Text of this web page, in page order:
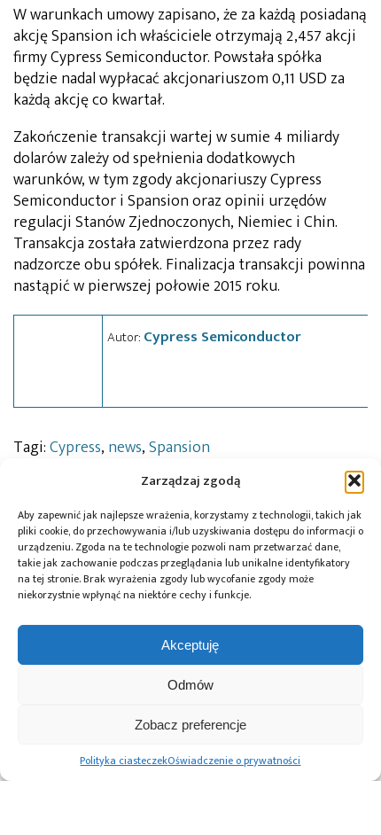
Zarządzaj zgodą
Aby zapewnić jak najlepsze wrażenia, korzystamy z technologii, takich jak
pliki cookie, do przechowywania i/lub uzyskiwania dostępu do informacji o
urządzeniu. Zgoda na te technologie pozwoli nam przetwarzać dane,
takie jak zachowanie podczas przeglądania lub unikalne identyfikatory
na tej stronie. Brak wyrażenia zgody lub wycofanie zgody może
niekorzystnie wpłynąć na niektóre cechy i funkcje.
Akceptuję
Odmów
Zobacz preferencje
Polityka ciasteczekOświadczenie o prywatności
W warunkach umowy zapisano, że za każdą posiadaną
akcję Spansion ich właściciele otrzymają 2,457 akcji
firmy Cypress Semiconductor. Powstała spółka
będzie nadal wypłacać akcjonariuszom 0,11 USD za
każdą akcję co kwartał.
Zakończenie transakcji wartej w sumie 4 miliardy
dolarów zależy od spełnienia dodatkowych
warunków, w tym zgody akcjonariuszy Cypress
Semiconductor i Spansion oraz opinii urzędów
regulacji Stanów Zjednoczonych, Niemiec i Chin.
Transakcja została zatwierdzona przez rady
nadzorcze obu spółek. Finalizacja transakcji powinna
nastąpić w pierwszej połowie 2015 roku.
Autor: Cypress Semiconductor
Tagi:Cypress, news,Spansion
Przeczytaj również:
10 lat Finder
z perspektywą
Global Electronics
Association
opublikowało
normę IPC-A-630A
obudów
architekturę
oraz centrów